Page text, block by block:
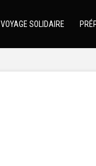
VOYAGE SOLIDAIRE